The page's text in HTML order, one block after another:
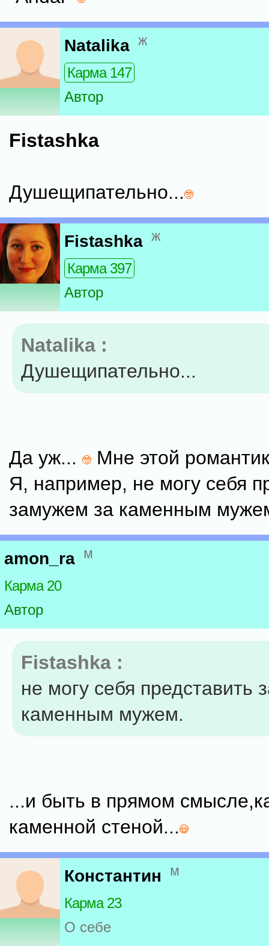
Natalika ж
Карма 147
Автор
Fistashka
Душещипательно...
Fistashka ж
Карма 397
Автор
Natalika :
Душещипательно...
Да уж...
Мне этой
Я, например, не могу себя
замужем за каменным
amon_ra м
Карма 20
Автор
Fistashka :
не могу себя представить
каменным мужем.
...и быть в прямом
каменной стеной...
Константин м
Карма 23
О себе